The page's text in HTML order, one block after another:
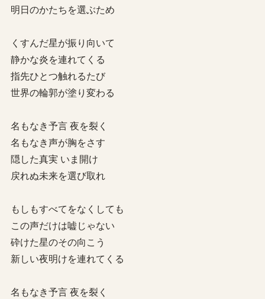
明日のかたちを選ぶため
くすんだ星が振り向いて
静かな炎を連れてくる
指先ひとつ触れるたび
世界の輪郭が塗り変わる
名もなき予言 夜を裂く
名もなき声が胸をさす
隠した真実 いま開け
戻れぬ未来を選び取れ
もしもすべてをなくしても
この声だけは嘘じゃない
砕けた星のその向こう
新しい夜明けを連れてくる
名もなき予言 夜を裂く